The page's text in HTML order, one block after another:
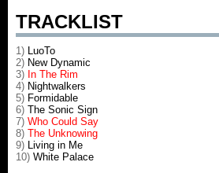
TRACKLIST
1) LuoTo
2) New Dynamic
3) In The Rim
4) Nightwalkers
5) Formidable
6) The Sonic Sign
7) Who Could Say
8) The Unknowing
9) Living in Me
10) White Palace